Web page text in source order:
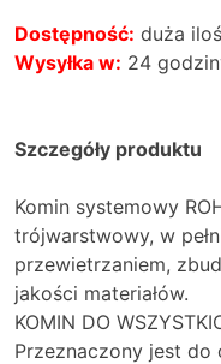
Dostępność: duża
Wysyłka w: 24
Szczegóły produktu
Komin systemowy
trójwarstwowy, w
przewietrzaniem,
jakości materiałów.
KOMIN DO
Przeznaczony jest do